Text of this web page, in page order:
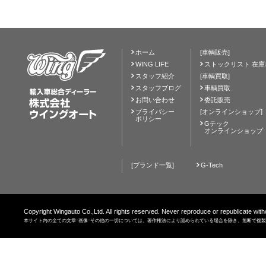
ホーム
WING LIFE
スタッフ紹介
スタッフブログ
お問い合わせ
プライバシー
ポリシー
[車輌販売]
ストックリスト 在
[車輌買取]
車輌買取
委託販売
[オンラインショップ]
Gテック
オンラインショップ
[ブランド一覧] G-Tech
Copyright Wingauto Co.,Ltd. All rights reserved. Never reproduce or republicate
本サイト内の全ての文章･画像･その他の一切については、著作権法により認められている場合を除き、無断で複